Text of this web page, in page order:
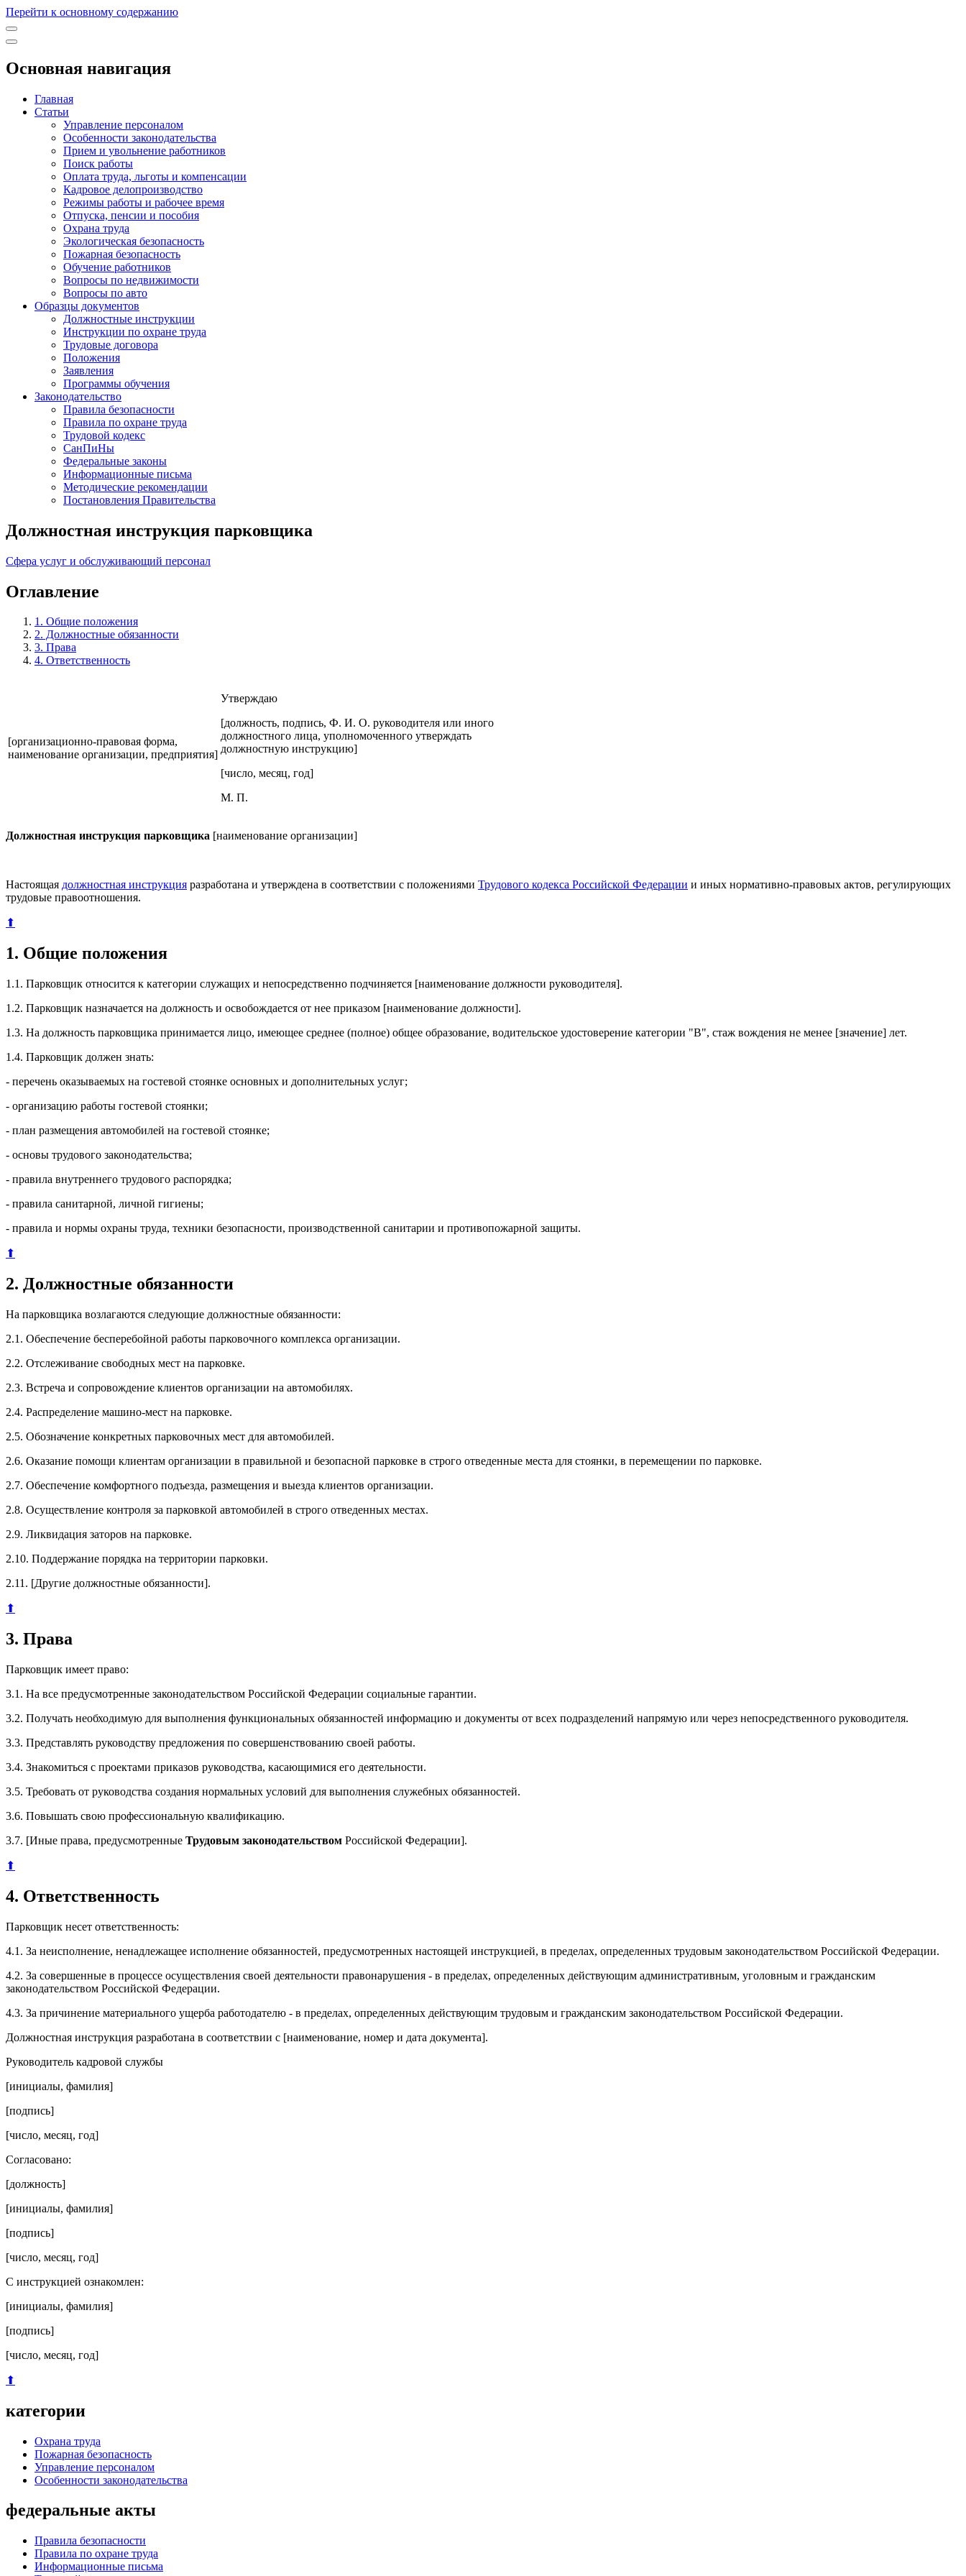
Перейти к основному содержанию
Основная навигация
Главная
Статьи
Управление персоналом
Особенности законодательства
Прием и увольнение работников
Поиск работы
Оплата труда, льготы и компенсации
Кадровое делопроизводство
Режимы работы и рабочее время
Отпуска, пенсии и пособия
Охрана труда
Экологическая безопасность
Пожарная безопасность
Обучение работников
Вопросы по недвижимости
Вопросы по авто
Образцы документов
Должностные инструкции
Инструкции по охране труда
Трудовые договора
Положения
Заявления
Программы обучения
Законодательство
Правила безопасности
Правила по охране труда
Трудовой кодекс
СанПиНы
Федеральные законы
Информационные письма
Методические рекомендации
Постановления Правительства
Должностная инструкция парковщика
Сфера услуг и обслуживающий персонал
Оглавление
1. Общие положения
2. Должностные обязанности
3. Права
4. Ответственность
[организационно-правовая форма,
наименование организации, предприятия]
Утверждаю
[должность, подпись, Ф. И. О. руководителя или иного
должностного лица, уполномоченного утверждать
должностную инструкцию]
[число, месяц, год]
М. П.
Должностная инструкция парковщика [наименование организации]
Настоящая должностная инструкция разработана и утверждена в соответствии с положениями Трудового кодекса Российской Федерации и иных нормативно-правовых актов, регулирующих
трудовые правоотношения.
⬆
1. Общие положения
1.1. Парковщик относится к категории служащих и непосредственно подчиняется [наименование должности руководителя].
1.2. Парковщик назначается на должность и освобождается от нее приказом [наименование должности].
1.3. На должность парковщика принимается лицо, имеющее среднее (полное) общее образование, водительское удостоверение категории "В", стаж вождения не менее [значение] лет.
1.4. Парковщик должен знать:
- перечень оказываемых на гостевой стоянке основных и дополнительных услуг;
- организацию работы гостевой стоянки;
- план размещения автомобилей на гостевой стоянке;
- основы трудового законодательства;
- правила внутреннего трудового распорядка;
- правила санитарной, личной гигиены;
- правила и нормы охраны труда, техники безопасности, производственной санитарии и противопожарной защиты.
⬆
2. Должностные обязанности
На парковщика возлагаются следующие должностные обязанности:
2.1. Обеспечение бесперебойной работы парковочного комплекса организации.
2.2. Отслеживание свободных мест на парковке.
2.3. Встреча и сопровождение клиентов организации на автомобилях.
2.4. Распределение машино-мест на парковке.
2.5. Обозначение конкретных парковочных мест для автомобилей.
2.6. Оказание помощи клиентам организации в правильной и безопасной парковке в строго отведенные места для стоянки, в перемещении по парковке.
2.7. Обеспечение комфортного подъезда, размещения и выезда клиентов организации.
2.8. Осуществление контроля за парковкой автомобилей в строго отведенных местах.
2.9. Ликвидация заторов на парковке.
2.10. Поддержание порядка на территории парковки.
2.11. [Другие должностные обязанности].
⬆
3. Права
Парковщик имеет право:
3.1. На все предусмотренные законодательством Российской Федерации социальные гарантии.
3.2. Получать необходимую для выполнения функциональных обязанностей информацию и документы от всех подразделений напрямую или через непосредственного руководителя.
3.3. Представлять руководству предложения по совершенствованию своей работы.
3.4. Знакомиться с проектами приказов руководства, касающимися его деятельности.
3.5. Требовать от руководства создания нормальных условий для выполнения служебных обязанностей.
3.6. Повышать свою профессиональную квалификацию.
3.7. [Иные права, предусмотренные Трудовым законодательством Российской Федерации].
⬆
4. Ответственность
Парковщик несет ответственность:
4.1. За неисполнение, ненадлежащее исполнение обязанностей, предусмотренных настоящей инструкцией, в пределах, определенных трудовым законодательством Российской Федерации.
4.2. За совершенные в процессе осуществления своей деятельности правонарушения - в пределах, определенных действующим административным, уголовным и гражданским
законодательством Российской Федерации.
4.3. За причинение материального ущерба работодателю - в пределах, определенных действующим трудовым и гражданским законодательством Российской Федерации.
Должностная инструкция разработана в соответствии с [наименование, номер и дата документа].
Руководитель кадровой службы
[инициалы, фамилия]
[подпись]
[число, месяц, год]
Согласовано:
[должность]
[инициалы, фамилия]
[подпись]
[число, месяц, год]
С инструкцией ознакомлен:
[инициалы, фамилия]
[подпись]
[число, месяц, год]
⬆
категории
Охрана труда
Пожарная безопасность
Управление персоналом
Особенности законодательства
федеральные акты
Правила безопасности
Правила по охране труда
Информационные письма